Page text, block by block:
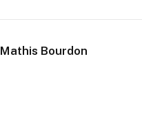
Mathis Bourdon